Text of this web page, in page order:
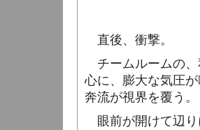
直後、衝撃。
チームルームの
心に、膨大な気圧
奔流が視界を覆う。
眼前が開けて辺